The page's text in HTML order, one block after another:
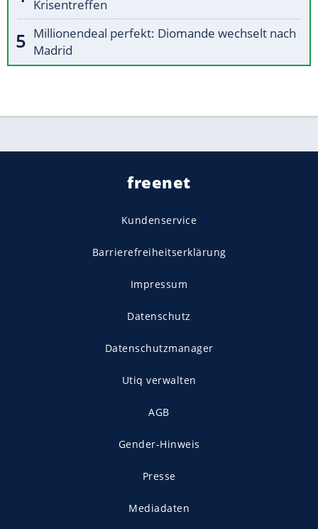
Krisentreffen
Millionendeal perfekt: Diomande wechselt nach
Madrid
freenet
Kundenservice
Barrierefreiheitserklärung
Impressum
Datenschutz
Datenschutzmanager
Utiq verwalten
AGB
Gender-Hinweis
Presse
Mediadaten